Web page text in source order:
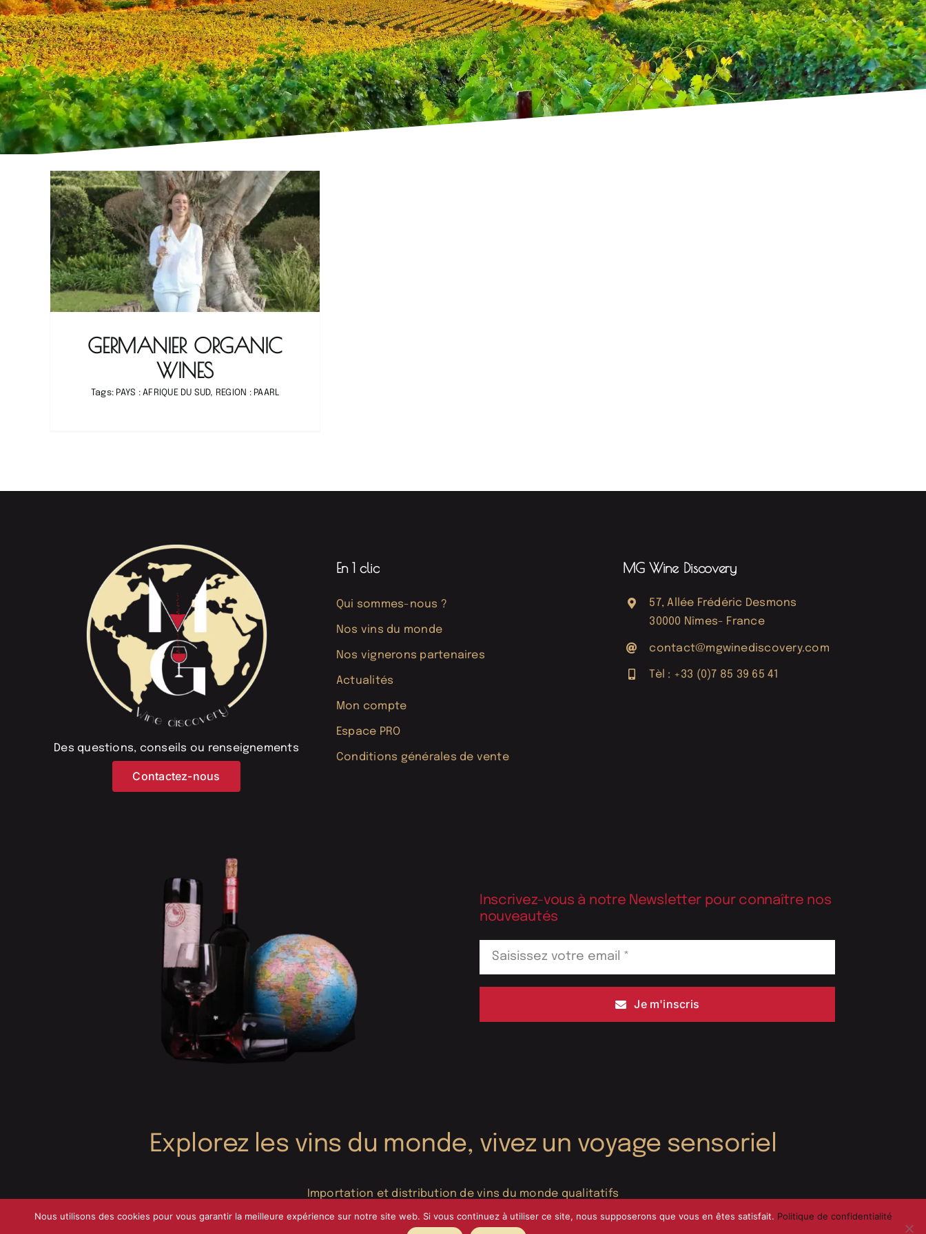
GERMANIER ORGANIC
WINES
Tags: PAYS : AFRIQUE DU SUD, REGION : PAARL
Des questions, conseils ou renseignements
Contactez-nous
En 1 clic
Qui sommes-nous ?
Nos vins du monde
Nos vignerons partenaires
Actualités
Mon compte
Espace PRO
Conditions générales de vente
MG Wine Discovery
57, Allée Frédéric Desmons
30000 Nîmes- France
contact@mgwinediscovery.com
Tèl : +33 (0)7 85 39 65 41
Inscrivez-vous à notre Newsletter pour connaître nos
nouveautés
Je m'inscris
Explorez les vins du monde, vivez un voyage sensoriel
Importation et distribution de vins du monde qualitatifs
Nous utilisons des cookies pour vous garantir la meilleure expérience sur notre site web. Si vous continuez à utiliser ce site, nous supposerons que vous en êtes satisfait. Politique de confidentialité